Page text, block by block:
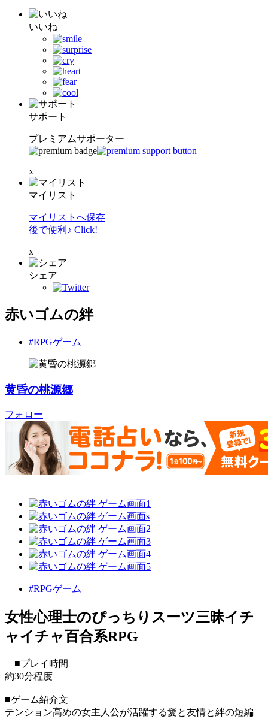
いいね
サポート
プレミアムサポーター
x
マイリスト
マイリストへ保存
後で便利♪ Click!
x
シェア
赤いゴムの絆
#RPGゲーム
黄昏の桃源郷
フォロー
#RPGゲーム
女性心理士のぴっちりスーツ三昧イチ
ャイチャ百合系RPG
■プレイ時間
約30分程度
■ゲーム紹介文
テンション高めの女主人公が活躍する愛と友情と絆の短編